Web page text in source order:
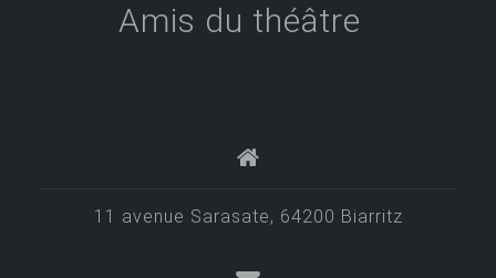
Amis du théâtre
11 avenue Sarasate, 64200 Biarritz